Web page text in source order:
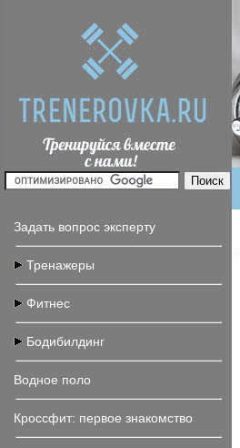
Задать вопрос эксперту
Тренажеры
Фитнес
Бодибилдинг
Водное поло
Кроссфит: первое знакомство